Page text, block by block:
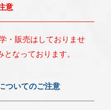
意
・販売はしておりませ
なっております。
ついてのご注意